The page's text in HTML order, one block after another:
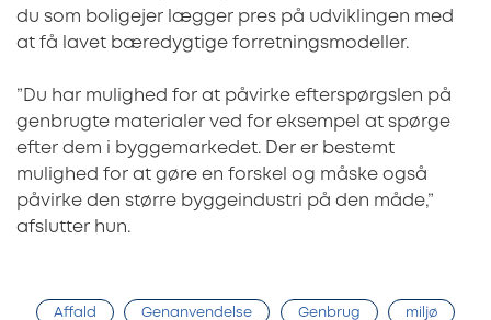
du som boligejer lægger pres på udviklingen med
at få lavet bæredygtige forretningsmodeller.
”Du har mulighed for at påvirke efterspørgslen på
genbrugte materialer ved for eksempel at spørge
efter dem i byggemarkedet. Der er bestemt
mulighed for at gøre en forskel og måske også
påvirke den større byggeindustri på den måde,”
afslutter hun.
Affald Genanvendelse Genbrug miljø